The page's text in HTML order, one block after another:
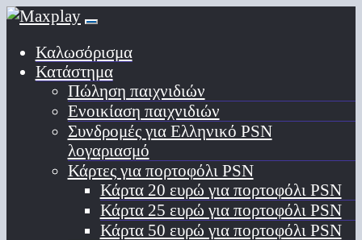
Καλωσόρισμα
Κατάστημα
Πώληση παιχνιδιών
Ενοικίαση παιχνιδιών
Συνδρομές για Ελληνικό PSN
λογαριασμό
Κάρτες για πορτοφόλι PSN
Κάρτα 20 ευρώ για πορτοφόλι PSN
Κάρτα 25 ευρώ για πορτοφόλι PSN
Κάρτα 50 ευρώ για πορτοφόλι PSN